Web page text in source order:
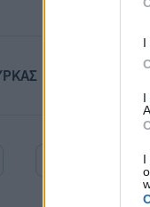
I
I
I